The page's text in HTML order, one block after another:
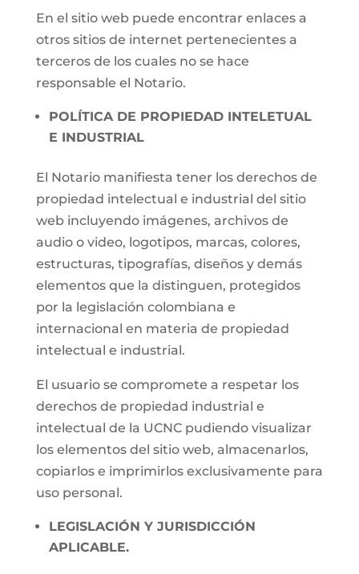
En el sitio web puede encontrar enlaces a
otros sitios de internet pertenecientes a
terceros de los cuales no se hace
responsable el Notario.
POLÍTICA DE PROPIEDAD INTELETUAL
E INDUSTRIAL
El Notario manifiesta tener los derechos de
propiedad intelectual e industrial del sitio
web incluyendo imágenes, archivos de
audio o video, logotipos, marcas, colores,
estructuras, tipografías, diseños y demás
elementos que la distinguen, protegidos
por la legislación colombiana e
internacional en materia de propiedad
intelectual e industrial.
El usuario se compromete a respetar los
derechos de propiedad industrial e
intelectual de la UCNC pudiendo visualizar
los elementos del sitio web, almacenarlos,
copiarlos e imprimirlos exclusivamente para
uso personal.
LEGISLACIÓN Y JURISDICCIÓN
APLICABLE.